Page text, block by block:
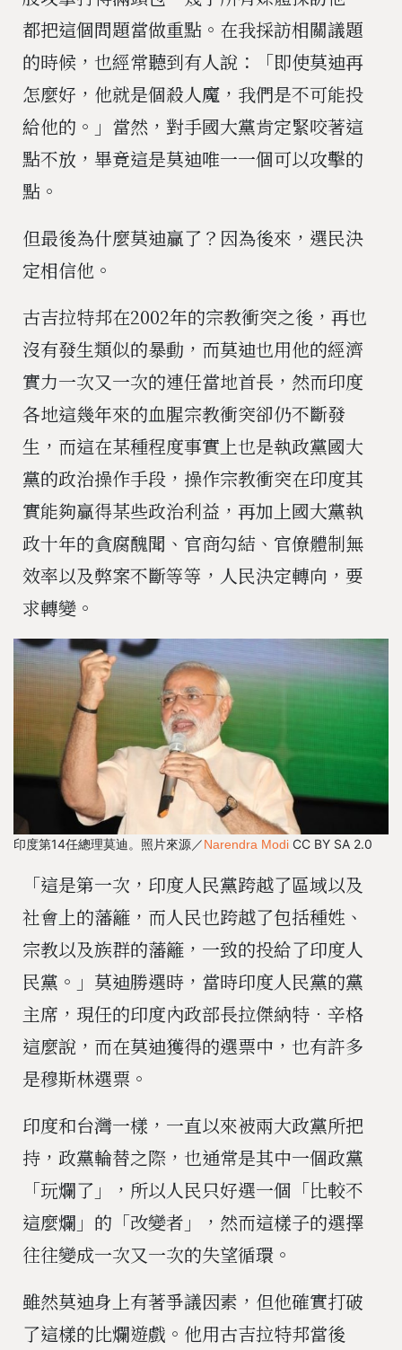
都把這個問題當做重點。在我採訪相關議題
的時候，也經常聽到有人說：「即使莫迪再
怎麼好，他就是個殺人魔，我們是不可能投
給他的。」當然，對手國大黨肯定緊咬著這
點不放，畢竟這是莫迪唯一一個可以攻擊的
點。
但最後為什麼莫迪贏了？因為後來，選民決
定相信他。
古吉拉特邦在2002年的宗教衝突之後，再也
沒有發生類似的暴動，而莫迪也用他的經濟
實力一次又一次的連任當地首長，然而印度
各地這幾年來的血腥宗教衝突卻仍不斷發
生，而這在某種程度事實上也是執政黨國大
黨的政治操作手段，操作宗教衝突在印度其
實能夠贏得某些政治利益，再加上國大黨執
政十年的貪腐醜聞、官商勾結、官僚體制無
效率以及弊案不斷等等，人民決定轉向，要
求轉變。
印度第14任總理莫迪。照片來源／Narendra Modi CC BY SA 2.0
「這是第一次，印度人民黨跨越了區域以及
社會上的藩籬，而人民也跨越了包括種姓、
宗教以及族群的藩籬，一致的投給了印度人
民黨。」莫迪勝選時，當時印度人民黨的黨
主席，現任的印度內政部長拉傑納特．辛格
這麼說，而在莫迪獲得的選票中，也有許多
是穆斯林選票。
印度和台灣一樣，一直以來被兩大政黨所把
持，政黨輪替之際，也通常是其中一個政黨
「玩爛了」，所以人民只好選一個「比較不
這麼爛」的「改變者」，然而這樣子的選擇
往往變成一次又一次的失望循環。
雖然莫迪身上有著爭議因素，但他確實打破
了這樣的比爛遊戲。他用古吉拉特邦當後